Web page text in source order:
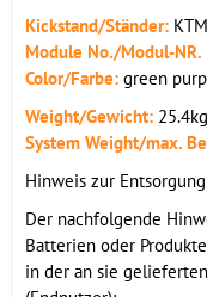
Kickstand/Ständer:
Module No./Modul-NR.
Color/Farbe: green
Weight/Gewicht:
System Weight/max.
Hinweis zur
Der nachfolgende
Batterien oder
in der an sie